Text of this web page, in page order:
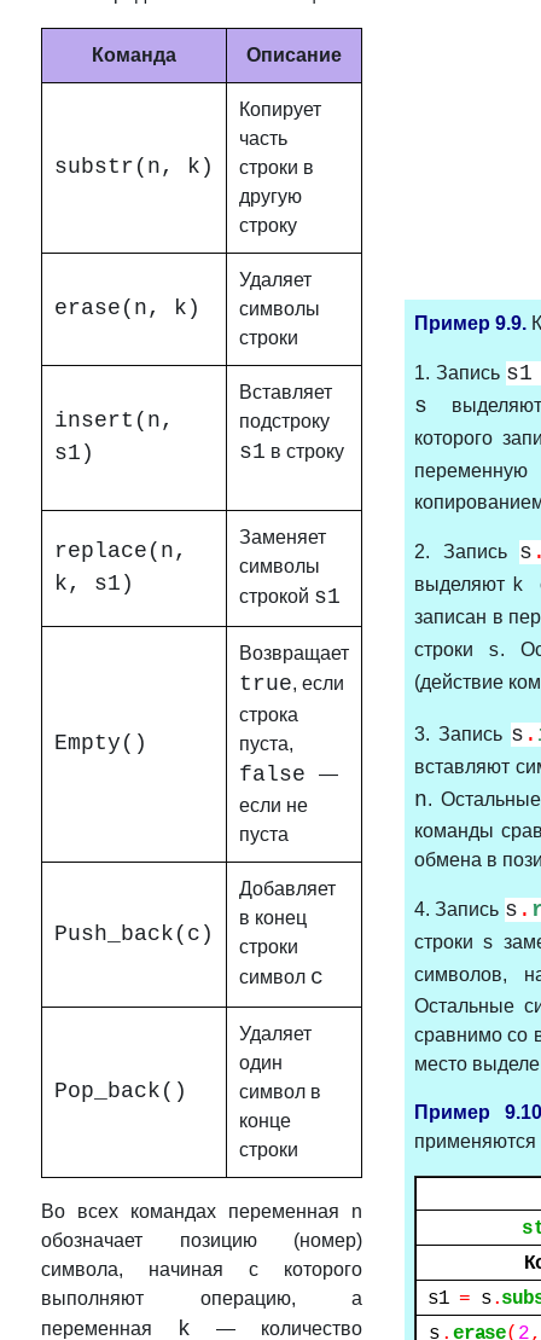
Команда Описание
substr(n, k)
Копирует
часть
строки в
другую
строку
erase(n, k)
Удаляет
символы
строки
insert(n,
s1)
Вставляет
подстроку
s1 в строку
replace(n,
k, s1)
Заменяет
символы
строкой s1
Empty()
Возвращает
true, если
строка
пуста,
false —
если не
пуста
Push_back(c)
Добавляет
в конец
строки
символ с
Pop_back()
Удаляет
один
символ в
конце
строки
Во всех командах переменная n
обозначает позицию (номер)
символа, начиная с которого
выполняют операцию, а
переменная
k — количество
Пример 9.9.
1. Запись
s
выделяют
которого
2. Запись s
выделяют k
записан в
строки s.
(действие
3. Запись s .
вставляют
n.
команды
обмена в
4. Запись s .
строки s
символов,
Остальные
сравнимо со
место
Пример
применяются
s1 = s.
s . erase( 2